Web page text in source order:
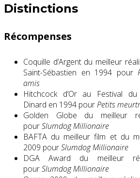
Distinctions
Récompenses
Coquille d’Argent du meilleur
Saint-Sébastien en 1994 pour
amis
Hitchcock d’Or au Festival
Dinard en 1994 pourPetits
Golden Globe du meilleur
pourSlumdog Millionaire
BAFTA du meilleur film et du
2009 pourSlumdog Millionaire
DGA Award du meilleur
pourSlumdog Millionaire